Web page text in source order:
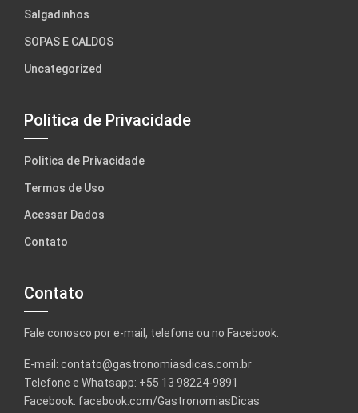
Salgadinhos
SOPAS E CALDOS
Uncategorized
Politica de Privacidade
Politica de Privacidade
Termos de Uso
Acessar Dados
Contato
Contato
Fale conosco por e-mail, telefone ou no Facebook.
E-mail: contato@gastronomiasdicas.com.br
Telefone e Whatsapp: +55 13 98224-9891
Facebook: facebook.com/GastronomiasDicas